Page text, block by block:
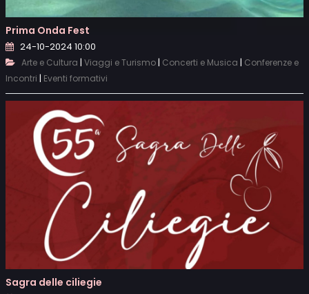
Prima Onda Fest
24-10-2024 10:00
Arte e Cultura | Viaggi e Turismo| Concerti e Musica | Conferenze e
Incontri | Eventi formativi
Sagra delle ciliegie